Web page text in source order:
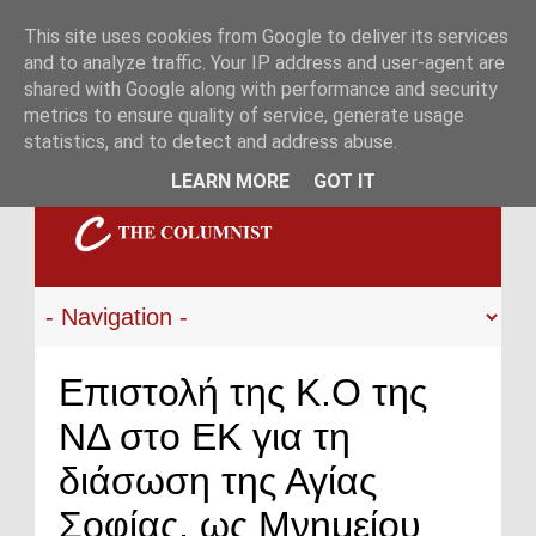
Επιστολή της Κ.Ο της
ΝΔ στο ΕΚ για τη
διάσωση της Αγίας
Σοφίας, ως Μνημείου
This site uses cookies from Google to deliver its services
and to analyze traffic. Your IP address and user-agent are
shared with Google along with performance and security
metrics to ensure quality of service, generate usage
statistics, and to detect and address abuse.
LEARN MORE
GOT IT